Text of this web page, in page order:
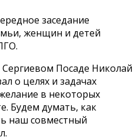
заседание
женщин и детей
Посаде Николай
о целях и задачах
в некоторых
Будем думать, как
наш совместный